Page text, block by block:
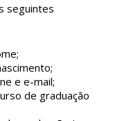
seguintes
e e-mail;
de graduação